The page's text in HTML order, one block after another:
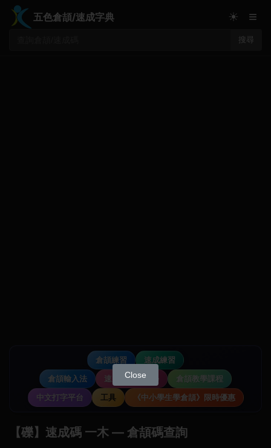
五色倉頡/速成字典
搜尋
☀ ≡
倉頡練習
速成練習
倉頡輸入法
速成輸入法教學
倉頡教學課程
中文打字平台
工具 《中小學生學倉頡》限時優惠
【礫】速成碼 一木 — 倉頡碼查詢
Close